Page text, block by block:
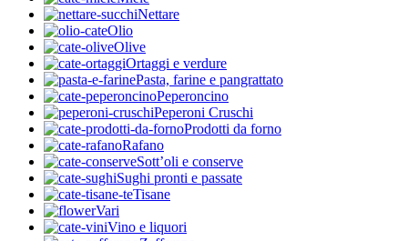
Nettare
Olio
Olive
Ortaggi e verdure
Pasta, farine e pangrattato
Peperoncino
Peperoni Cruschi
Prodotti da forno
Rafano
Sott’oli e conserve
Sughi pronti e passate
Tisane
Vari
Vino e liquori